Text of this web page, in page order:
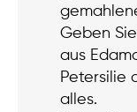
Geben
aus
Petersilie
alles.